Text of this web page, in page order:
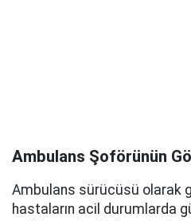
Ambulans Şoförünün
Ambulans sürücüsü olarak
hastaların acil durumlarda